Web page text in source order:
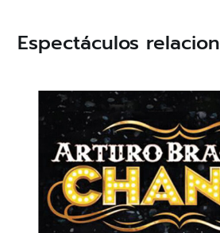
Espectáculos